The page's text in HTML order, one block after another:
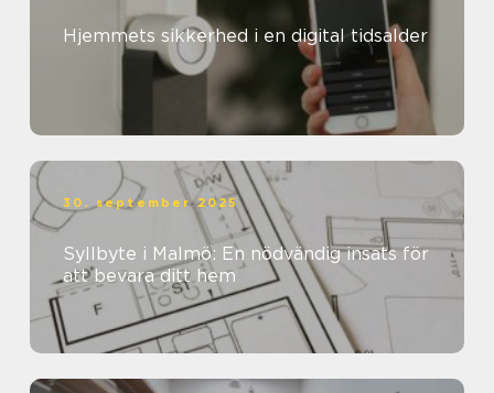
Hjemmets sikkerhed i en digital tidsalder
30. september 2025
Syllbyte i Malmö: En nödvändig insats för
att bevara ditt hem